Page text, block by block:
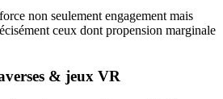
non seulement engagement mais
ceux dont propension marginale
& jeux VR